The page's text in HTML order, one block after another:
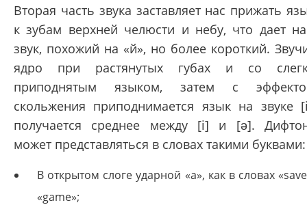
Вторая часть звука заставляет нас прижать
к зубам верхней челюсти и небу, что дает
звук, похожий на «й», но более короткий.
ядро при растянутых губах и со
приподнятым языком, затем с
скольжения приподнимается язык на звуке
получается среднее между [i] и [ə].
может представляться в словах такими буквами:
В открытом слоге ударной «a», как в словах
«game»;